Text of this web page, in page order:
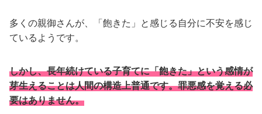
多くの親御さんが、「飽きた」と感じる自分に不安を感じ
ているようです。
しかし、長年続けている子育てに「飽きた」という感情が
芽生えることは人間の構造上普通です。罪悪感を覚える必
要はありません。